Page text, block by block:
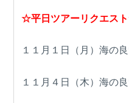
☆平日ツアーリクエス
１１月１日（月）海の
１１月４日（木）海の